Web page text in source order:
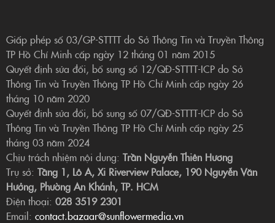
Giấp phép số 03/GP-STTTT do Sở Thông Tin và Truyền Thông
TP Hồ Chí Minh cấp ngày 12 tháng 01 năm 2015
Quyết định sửa đổi, bổ sung số 12/QĐ-STTTT-ICP do Sở
Thông Tin và Truyền Thông TP Hồ Chí Minh cấp ngày 26
tháng 10 năm 2020
Quyết định sửa đổi, bổ sung số 07/QĐ-STTTT-ICP do Sở
Thông Tin và Truyền Thông TP Hồ Chí Minh cấp ngày 25
tháng 03 năm 2024
Chịu trách nhiệm nội dung: Trần Nguyễn Thiên Hương
Trụ sở: Tầng 1, Lô A, Xi Riverview Palace, 190 Nguyễn Văn
Hưởng, Phường An Khánh, TP. HCM
Điện thoại: 028 3519 2301
Email: contact.bazaar@sunflowermedia.vn